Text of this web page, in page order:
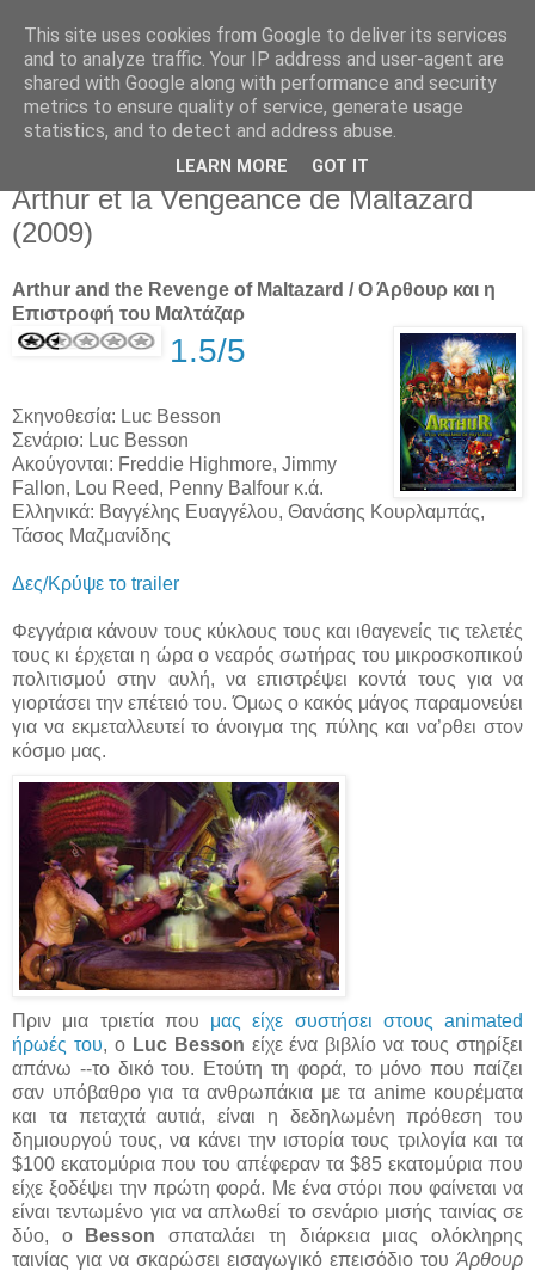
Movies For The Masses
Challenging common sense since 2004
Thursday, December 03, 2009
Arthur et la Vengeance de Maltazard
(2009)
Arthur and the Revenge of Maltazard / Ο Άρθουρ και η
Επιστροφή του Μαλτάζαρ
1.5/5
Σκηνοθεσία: Luc Besson
Σενάριο: Luc Besson
Ακούγονται: Freddie Highmore, Jimmy
Fallon, Lou Reed, Penny Balfour κ.ά.
Ελληνικά: Βαγγέλης Ευαγγέλου, Θανάσης Κουρλαμπάς,
Τάσος Μαζμανίδης
Δες/Κρύψε το trailer
Φεγγάρια κάνουν τους κύκλους τους και ιθαγενείς τις τελετές
τους κι έρχεται η ώρα ο νεαρός σωτήρας του μικροσκοπικού
πολιτισμού στην αυλή, να επιστρέψει κοντά τους για να
γιορτάσει την επέτειό του. Όμως ο κακός μάγος παραμονεύει
για να εκμεταλλευτεί το άνοιγμα της πύλης και να’ρθει στον
κόσμο μας.
Πριν μια τριετία που μας είχε συστήσει στους animated
ήρωές του, ο Luc Besson είχε ένα βιβλίο να τους στηρίξει
απάνω --το δικό του. Ετούτη τη φορά, το μόνο που παίζει
σαν υπόβαθρο για τα ανθρωπάκια με τα anime κουρέματα
και τα πεταχτά αυτιά, είναι η δεδηλωμένη πρόθεση του
δημιουργού τους, να κάνει την ιστορία τους τριλογία και τα
$100 εκατομύρια που του απέφεραν τα $85 εκατομύρια που
είχε ξοδέψει την πρώτη φορά. Με ένα στόρι που φαίνεται να
είναι τεντωμένο για να απλωθεί το σενάριο μισής ταινίας σε
δύο, ο
Besson σπαταλάει τη διάρκεια μιας ολόκληρης
ταινίας για να σκαρώσει εισαγωγικό επεισόδιο του Άρθουρ
This site uses cookies from Google to deliver its services
and to analyze traffic. Your IP address and user-agent are
shared with Google along with performance and security
metrics to ensure quality of service, generate usage
statistics, and to detect and address abuse.
LEARN MORE GOT IT